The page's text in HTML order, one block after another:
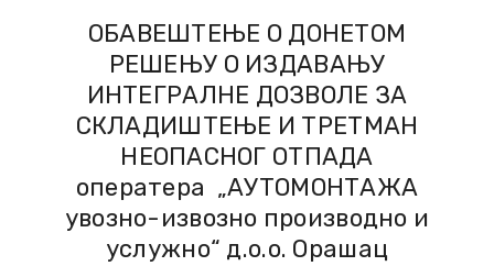
ОБАВЕШТЕЊЕ О ДОНЕТОМ
РЕШЕЊУ О ИЗДАВАЊУ
ИНТЕГРАЛНЕ ДОЗВОЛЕ ЗА
СКЛАДИШТЕЊЕ И ТРЕТМАН
НЕОПАСНОГ ОТПАДА
оператера „АУТОМОНТАЖА
увозно-извозно производно и
услужно“ д.о.о. Орашац